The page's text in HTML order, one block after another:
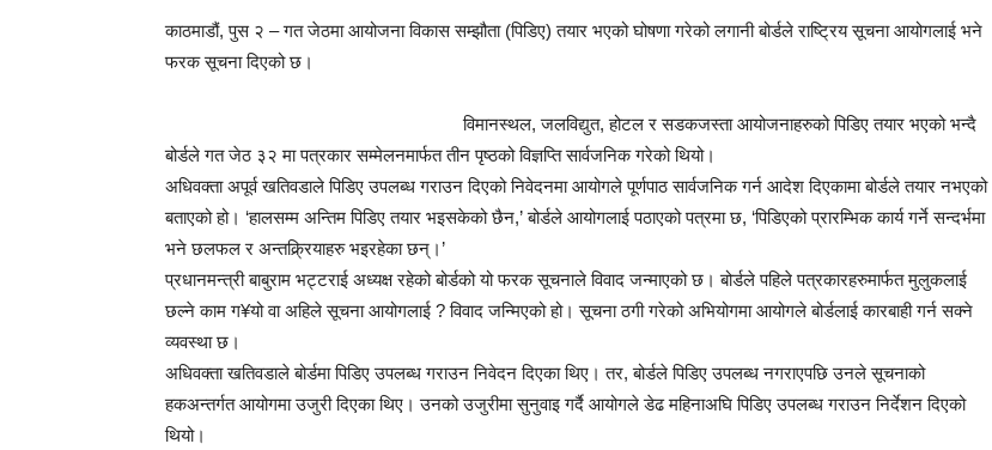
काठमाडौं, पुस २ – गत जेठमा आयोजना विकास सम्झौता (पिडिए) तयार भएको घोषणा गरेको लगानी बोर्डले राष्ट्रिय सूचना आयोगलाई भने
फरक सूचना दिएको छ।
विमानस्थल, जलविद्युत, होटल र सडकजस्ता आयोजनाहरुको पिडिए तयार भएको भन्दै
बोर्डले गत जेठ ३२ मा पत्रकार सम्मेलनमार्फत तीन पृष्ठको विज्ञप्ति सार्वजनिक गरेको थियो।
अधिवक्ता अपूर्व खतिवडाले पिडिए उपलब्ध गराउन दिएको निवेदनमा आयोगले पूर्णपाठ सार्वजनिक गर्न आदेश दिएकामा बोर्डले तयार नभएको
बताएको हो। ‘हालसम्म अन्तिम पिडिए तयार भइसकेको छैन,’ बोर्डले आयोगलाई पठाएको पत्रमा छ, ‘पिडिएको प्रारम्भिक कार्य गर्ने सन्दर्भमा
भने छलफल र अन्तक्र्रियाहरु भइरहेका छन्।’
प्रधानमन्त्री बाबुराम भट्टराई अध्यक्ष रहेको बोर्डको यो फरक सूचनाले विवाद जन्माएको छ। बोर्डले पहिले पत्रकारहरुमार्फत मुलुकलाई
छल्ने काम ग¥यो वा अहिले सूचना आयोगलाई ? विवाद जन्मिएको हो। सूचना ठगी गरेको अभियोगमा आयोगले बोर्डलाई कारबाही गर्न सक्ने
व्यवस्था छ।
अधिवक्ता खतिवडाले बोर्डमा पिडिए उपलब्ध गराउन निवेदन दिएका थिए। तर, बोर्डले पिडिए उपलब्ध नगराएपछि उनले सूचनाको
हकअन्तर्गत आयोगमा उजुरी दिएका थिए। उनको उजुरीमा सुनुवाइ गर्दै आयोगले डेढ महिनाअघि पिडिए उपलब्ध गराउन निर्देशन दिएको
थियो।